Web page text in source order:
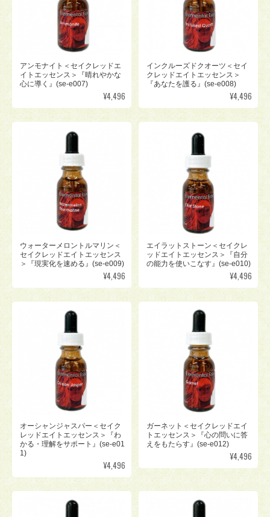
アンモナイト＜セイクレッドエ
イトエッセンス＞『晴れやかな
心に導く』(se-e007)
¥4,496
インクルーズドクオーツ＜セイ
クレッドエイトエッセンス＞
『あなたを護る』(se-e008)
¥4,496
ウォーターメロントルマリン＜
セイクレッドエイトエッセンス
＞『現実化を速める』(se-e009)
¥4,496
エイラットストーン＜セイクレ
ッドエイトエッセンス＞『自分
の能力を使いこなす』(se-e010)
¥4,496
オーシャンジャスパー＜セイク
レッドエイトエッセンス＞『わ
かる・理解をサポート』(se-e01
1)
¥4,496
ガーネット＜セイクレッドエイ
トエッセンス＞『心の問いに答
えをもたらす』(se-e012)
¥4,496